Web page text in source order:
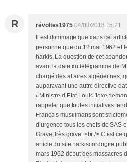
R révoltes1975 04/03/2018 15:21
Il est dommage que dans cet
personne que du 12 mai 1962 et
harkis. La question de cet
avant la date du télégramme de
chargé des affaires algériennes,
auparavant une autre directive
«Ministre d’Etat Louis Joxe
rappeler que toutes initiatives
Français musulmans sont
d’urgence tous les chefs de SAS
Grave, très grave. <br /> C’est ce
article du site harkisdordogne
mars 1962 début des massacres